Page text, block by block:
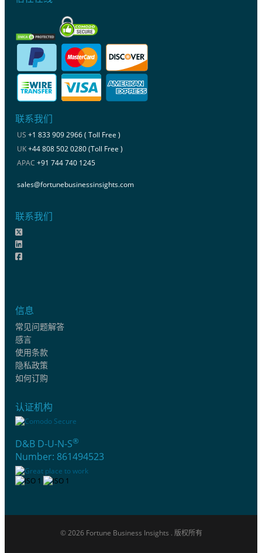
联系我们
US +1 833 909 2966 ( Toll Free )
UK+44 808 502 0280 (Toll Free )
APAC +91 744 740 1245
sales@fortunebusinessinsights.com
联系我们
信息
常见问题解答
感言
使用条款
隐私政策
如何订购
认证机构
D&B D-U-N-S®
Number: 861494523
© 2026 Fortune Business Insights . 版权所有